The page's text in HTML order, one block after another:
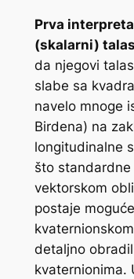
Prva
(skalarni)
da njegovi
slabe sa
navelo mnoge
Birdena) na
longitudinalne
što
vektorskom
postaje
detaljno
kvaternionima.